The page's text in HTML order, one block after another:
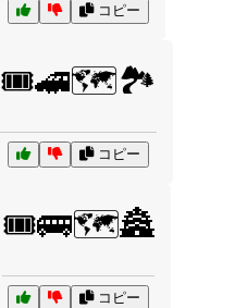
コピー
🎟️🚄🗺️🏞️
コピー
🎟️🚌🗺️🏯
コピー